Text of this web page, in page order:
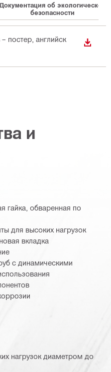
об экологической
безопасности
постер , английск
и
гайка, обваренная по
для высоких нагрузок
вкладка
с динамическими
нагрузок диаметром до